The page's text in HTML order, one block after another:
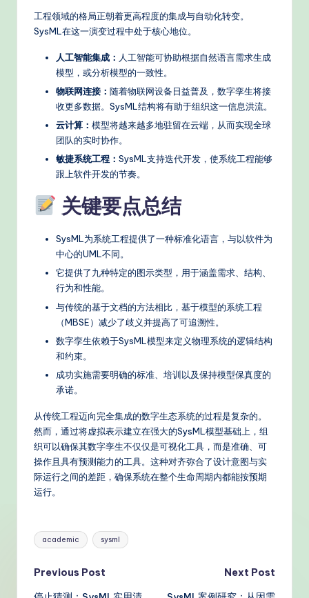
工程领域的格局正朝着更高程度的集成与自动化转变。
SysML在这一演变过程中处于核心地位。
人工智能集成： 人工智能可协助根据自然语言需求生成
模型，或分析模型的一致性。
物联网连接： 随着物联网设备日益普及，数字孪生将接
收更多数据。SysML结构将有助于组织这一信息洪流。
云计算： 模型将越来越多地驻留在云端，从而实现全球
团队的实时协作。
敏捷系统工程： SysML支持迭代开发，使系统工程能够
跟上软件开发的节奏。
关键要点总结
SysML为系统工程提供了一种标准化语言，与以软件为
中心的UML不同。
它提供了九种特定的图示类型，用于涵盖需求、结构、
行为和性能。
与传统的基于文档的方法相比，基于模型的系统工程
（MBSE）减少了歧义并提高了可追溯性。
数字孪生依赖于SysML模型来定义物理系统的逻辑结构
和约束。
成功实施需要明确的标准、培训以及保持模型保真度的
承诺。
从传统工程迈向完全集成的数字生态系统的过程是复杂的。
然而，通过将虚拟表示建立在强大的SysML模型基础上，组
织可以确保其数字孪生不仅仅是可视化工具，而是准确、可
操作且具有预测能力的工具。这种对齐弥合了设计意图与实
际运行之间的差距，确保系统在整个生命周期内都能按预期
运行。
Tags:
academic sysml
Post
Previous Post
Next Post